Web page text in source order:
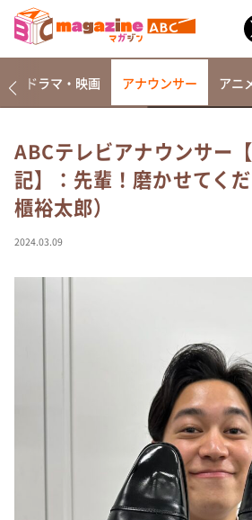
なるみ・岡村の過ぎるTV
相席食堂
これ余談なんですけど・・・
て真剣です
河合＆A.B.C-Z塚田×福井アナ「な
（news おかえり）
DAIGOも台所 ～きょうの献立 何に
本日はダイアンなり！シーズン２
朝だ！生です旅サラダ
教えて！ニュースライブ 正義のミ
ドラマ・映画 アナウンサー アニ
ABCテレビアナウンサー
記】：先輩！磨かせてく
櫃裕太郎）
2024.03.09